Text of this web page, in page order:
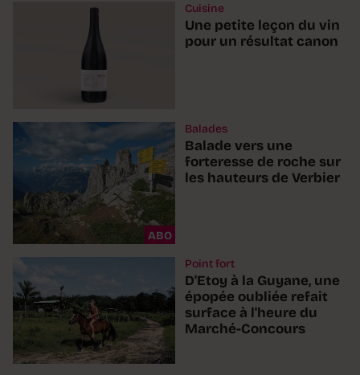
Cuisine
Une petite leçon du vin
pour un résultat canon
ABO
Balades
Balade vers une
forteresse de roche sur
les hauteurs de Verbier
Point fort
D'Etoy à la Guyane, une
épopée oubliée refait
surface à l'heure du
Marché-Concours